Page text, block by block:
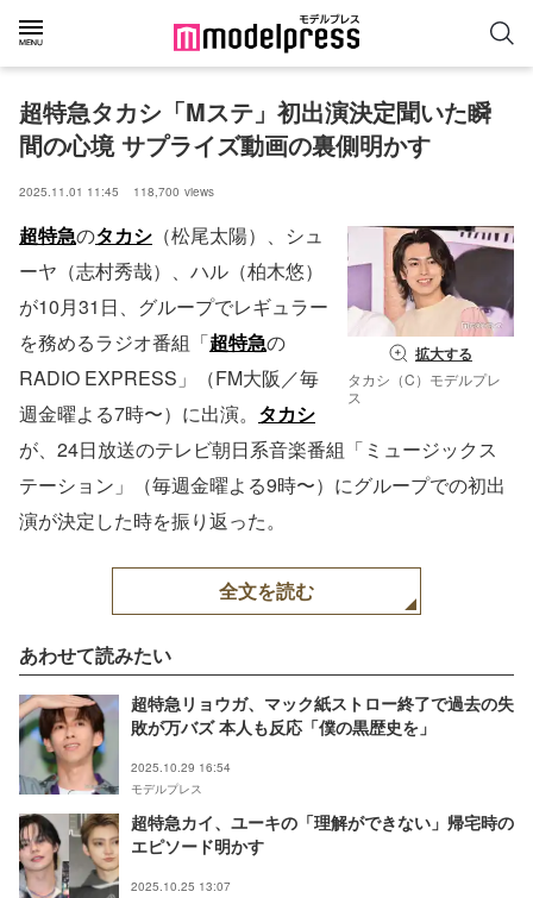
超特急タカシ「Mステ」初出演決定聞いた瞬
間の心境 サプライズ動画の裏側明かす
2025.11.01 11:45 118,700 views
拡大する
タカシ（C）モデルプレ
ス
超特急のタカシ （松尾太陽）、シュ
ーヤ（志村秀哉）、ハル（柏木悠）
が10月31日、グループでレギュラー
を務めるラジオ番組「超特急の
RADIO EXPRESS」（FM大阪／毎
週金曜よる7時〜）に出演。 タカシ
が、24日放送のテレビ朝日系音楽番組「ミュージックス
テーション」（毎週金曜よる9時〜）にグループでの初出
演が決定した時を振り返った。
全文を読む
あわせて読みたい
超特急リョウガ、マック紙ストロー終了で過去の失
敗が万バズ 本人も反応「僕の黒歴史を」
2025.10.29 16:54
モデルプレス
超特急カイ、ユーキの「理解ができない」帰宅時の
エピソード明かす
2025.10.25 13:07